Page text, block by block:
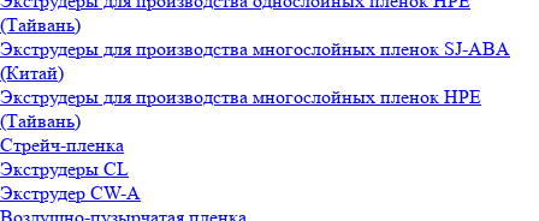
(Тайвань)
Экструдеры для производства многослойных пленок SJ-ABA
(Китай)
Экструдеры для производства многослойных пленок HPE
(Тайвань)
Стрейч-пленка
Экструдеры CL
Экструдер CW-A